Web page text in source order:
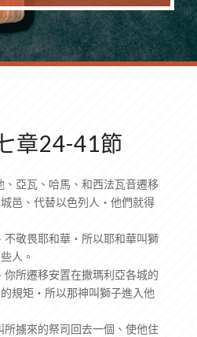
章24-41節
、亞瓦、哈馬、和西法瓦音遷移
邑、代替以色列人‧他們就得
不敬畏耶和華‧所以耶和華叫獅
人。
所遷移安置在撒瑪利亞各城的
規矩‧所以那神叫獅子進入他
所擄來的祭司回去一個、使他住